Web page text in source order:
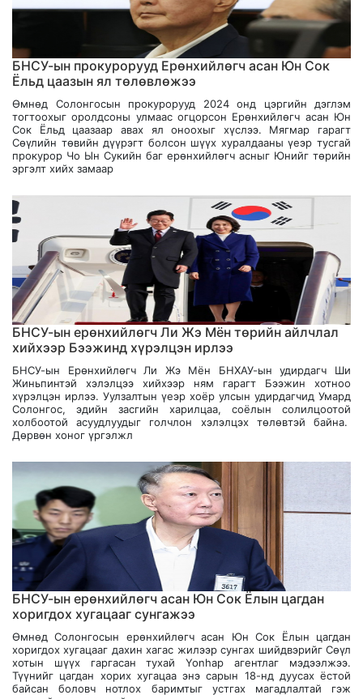
БНСУ-ын прокурорууд Ерөнхийлөгч асан Юн Сок
Ёльд цаазын ял төлөвлөжээ
Өмнөд Солонгосын прокурорууд 2024 онд цэргийн дэглэм
тогтоохыг оролдсоны улмаас огцорсон Ерөнхийлөгч асан Юн
Сок Ёльд цаазаар авах ял оноохыг хүслээ. Мягмар гарагт
Сөүлийн төвийн дүүрэгт болсон шүүх хуралдааны үеэр тусгай
прокурор Чо Ын Сукийн баг ерөнхийлөгч асныг Юнийг төрийн
эргэлт хийх замаар
БНСУ-ын ерөнхийлөгч Ли Жэ Мён төрийн айлчлал
хийхээр Бээжинд хүрэлцэн ирлээ
БНСУ-ын Ерөнхийлөгч Ли Жэ Мён БНХАУ-ын удирдагч Ши
Жиньпинтэй хэлэлцээ хийхээр ням гарагт Бээжин хотноо
хүрэлцэн ирлээ. Уулзалтын үеэр хоёр улсын удирдагчид Умард
Солонгос, эдийн засгийн харилцаа, соёлын солилцоотой
холбоотой асуудлуудыг голчлон хэлэлцэх төлөвтэй байна.
Дөрвөн хоног үргэлжл
БНСУ-ын ерөнхийлөгч асан Юн Сок Ёлын цагдан
хоригдох хугацааг сунгажээ
Өмнөд Солонгосын ерөнхийлөгч асан Юн Сок Ёлын цагдан
хоригдох хугацааг дахин хагас жилээр сунгах шийдвэрийг Сөүл
хотын шүүх гаргасан тухай Yonhap агентлаг мэдээлжээ.
Түүнийг цагдан хорих хугацаа энэ сарын 18-нд дуусах ёстой
байсан боловч нотлох баримтыг устгах магадлалтай гэж